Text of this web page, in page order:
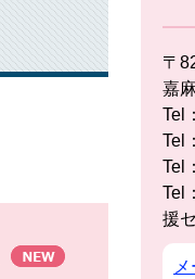
〒
嘉
Tel
Tel
Tel
Tel
援